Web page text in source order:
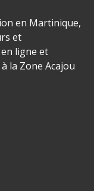
en Martinique,
et
ligne et
la Zone Acajou